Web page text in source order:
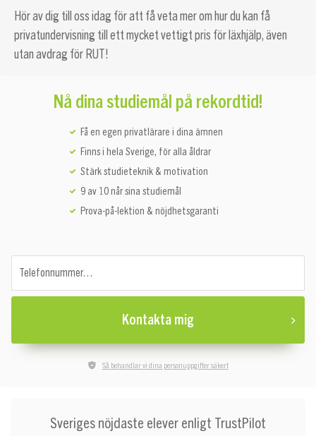
Hör av dig till oss idag för att få veta mer om hur du kan få
privatundervisning till ett mycket vettigt pris för läxhjälp, även
utan avdrag för RUT!
Nå dina studiemål på rekordtid!
Få en egen privatlärare i dina ämnen
Finns i hela Sverige, för alla åldrar
Stärk studieteknik & motivation
9 av 10 når sina studiemål
Prova-på-lektion & nöjdhetsgaranti
Telefonnummer…
Kontakta mig
Så behandlar vi dina personuppgifter säkert
Sveriges nöjdaste elever enligt TrustPilot